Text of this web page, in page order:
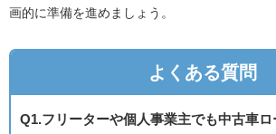
画的に準備を進めましょう。
よくある質問
Q1.フリーターや個人事業主でも中古車ロ